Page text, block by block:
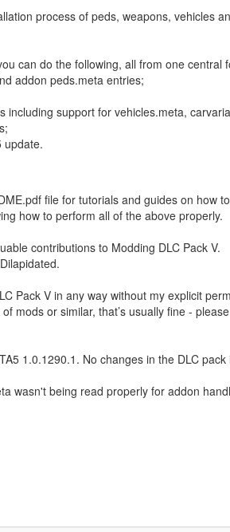
process of peds, weapons, vehicles
can do the following, all from one central
addon peds.meta entries;
including support for vehicles.meta,
update.
file for tutorials and guides on how
how to perform all of the above properly.
contributions to Modding DLC Pack V.
Pack V in any way without my explicit
mods or similar, that’s usually fine -
1.0.1290.1. No changes in the DLC
wasn't being read properly for addon